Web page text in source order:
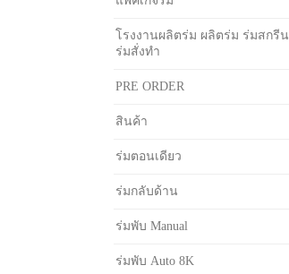
โรงงานผลิตร่ม ผลิตร่ม ร่มสกรีน
ร่มสั่งทำ
PRE ORDER
สินค้า
ร่มตอนเดียว
ร่มกลับด้าน
ร่มพับ Manual
ร่มพับ Auto 8K